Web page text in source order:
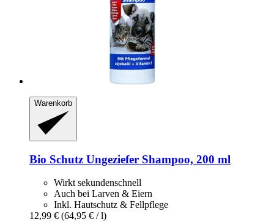
Warenkorb
Bio Schutz Ungeziefer Shampoo, 200 ml
Wirkt sekundenschnell
Auch bei Larven & Eiern
Inkl. Hautschutz & Fellpflege
12,99 € (64,95 € / l)